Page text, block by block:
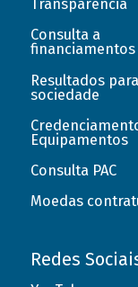
Transparência
Consulta a
financiamentos
Resultados
sociedade
Equipamentos
Consulta PAC
Moedas
Redes